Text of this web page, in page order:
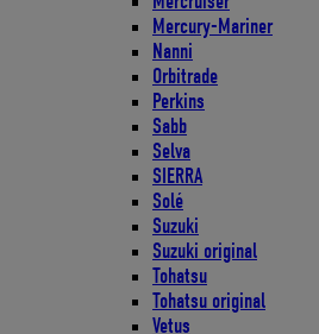
Mercury-Mariner
Nanni
Orbitrade
Perkins
Sabb
Selva
SIERRA
Solé
Suzuki
Suzuki original
Tohatsu
Tohatsu original
Vetus